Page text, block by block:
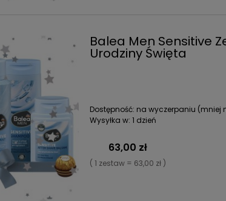
Balea Men Sensitive
Urodziny Święta
Dostępność: na wyczerpaniu (mniej
Wysyłka w: 1 dzień
63,00 zł
( 1 zestaw = 63,00 zł )